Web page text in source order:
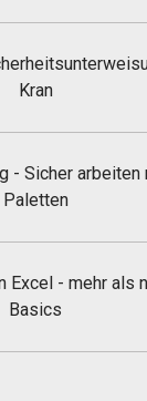
Kran
- Sicher arbeiten
Paletten
Excel - mehr als
Basics